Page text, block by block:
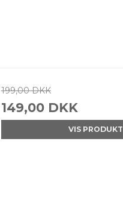
199,00 DKK
149,00 DKK
VIS PRODUKT